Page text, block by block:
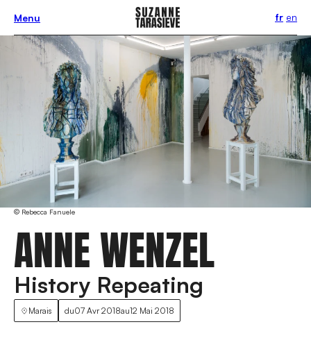
Menu fr en
ANNE WENZEL
Marais du07 Avr 2018au12 Mai 2018
History Repeating
© Rebecca Fanuele